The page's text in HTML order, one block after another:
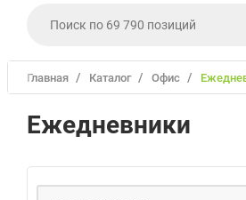
Одежда и головные уборы
Главная Каталог офис
Ежедневники